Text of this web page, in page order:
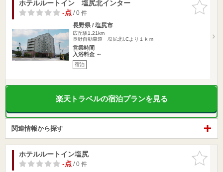
お気に入
りに追加
ホテルルートイン 塩尻北インター
-点/ 0 件
長野県 / 塩尻市
広丘駅1.21km
長野自動車道 塩尻北I.Cより１ｋｍ
営業時間
入浴料金 ～
宿泊
楽天トラベルの宿泊プランを見る
関連情報から探す
お気に入
りに追加
ホテルルートイン塩尻
-点/ 0 件